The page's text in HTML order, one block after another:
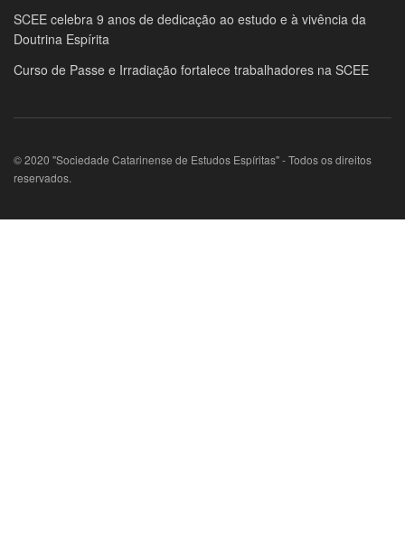
SCEE celebra 9 anos de dedicação ao estudo e à vivência da
Doutrina Espírita
Curso de Passe e Irradiação fortalece trabalhadores na SCEE
© 2020 "Sociedade Catarinense de Estudos Espíritas" - Todos os direitos
reservados.